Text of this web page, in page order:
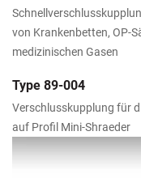
von Krankenbetten, OP-
medizinischen Gasen
Type 89-004
Verschlusskupplung für
auf Profil Mini-Shraeder